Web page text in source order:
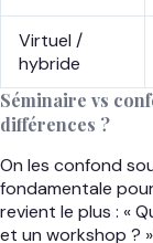
Virtuel /
hybride
Séminaire vs
différences ?
On les confond
fondamentale
revient le plus : «
et un workshop ?